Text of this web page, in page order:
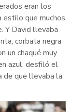
eran los
estilo que muchos
Y David llevaba
corbata negra
un chaqué muy
azul, desfiló el
de que llevaba la